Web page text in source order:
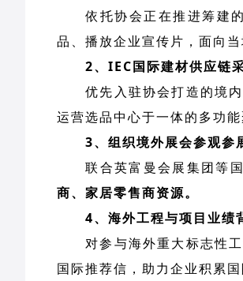
依托协会正在推进筹建
品、播放企业宣传片，面向当
2、IEC国际建材供应链
优先入驻协会打造的境
运营选品中心于一体的多功能
3、组织境外展会参观参
联合英富曼会展集团等
商、家居零售商资源。
4、海外工程与项目业绩
对参与海外重大标志性
国际推荐信，助力企业积累国